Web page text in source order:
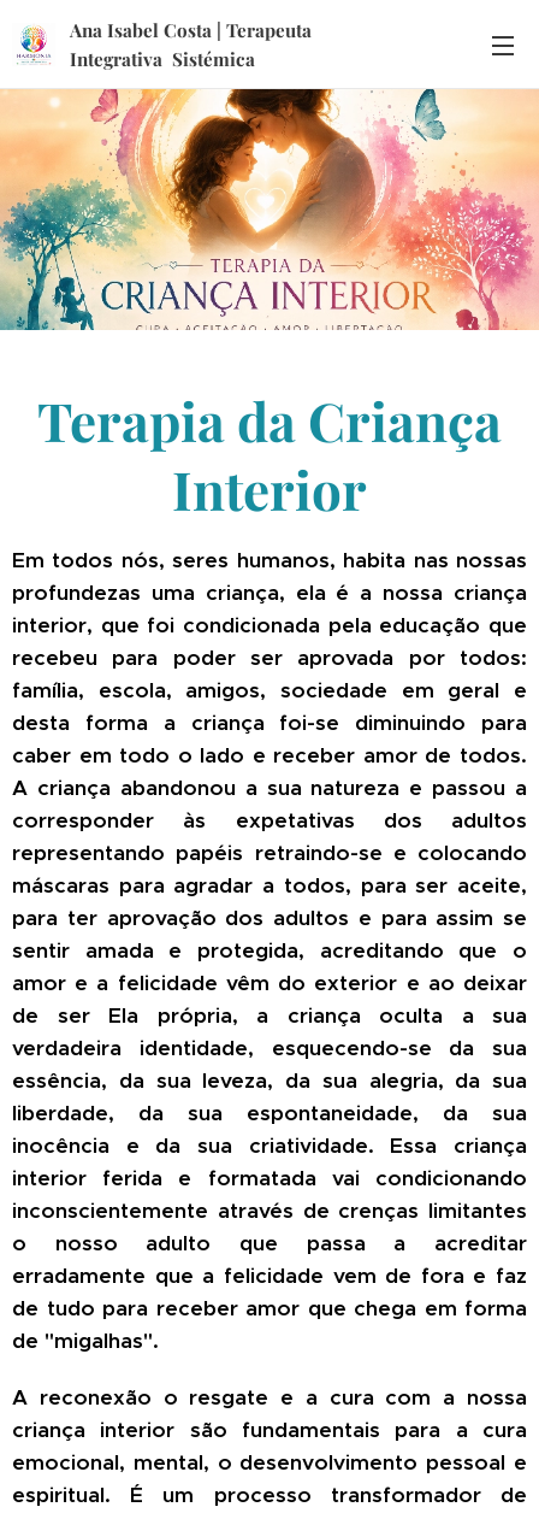
Ana Isabel Costa | Terapeuta
Integrativa Sistémica
Terapia da Criança
Interior
Em todos nós, seres humanos, habita nas nossas
profundezas uma criança, ela é a nossa criança
interior, que foi condicionada pela educação que
recebeu para poder ser aprovada por todos:
família, escola, amigos, sociedade em geral e
desta forma a criança foi-se diminuindo para
caber em todo o lado e receber amor de todos.
A criança abandonou a sua natureza e passou a
corresponder às expetativas dos adultos
representando papéis retraindo-se e colocando
máscaras para agradar a todos, para ser aceite,
para ter aprovação dos adultos e para assim se
sentir amada e protegida, acreditando que o
amor e a felicidade vêm do exterior e ao deixar
de ser Ela própria, a criança oculta a sua
verdadeira identidade, esquecendo-se da sua
essência, da sua leveza, da sua alegria, da sua
liberdade, da sua espontaneidade, da sua
inocência e da sua criatividade. Essa criança
interior ferida e formatada vai condicionando
inconscientemente através de crenças limitantes
o nosso adulto que passa a acreditar
erradamente que a felicidade vem de fora e faz
de tudo para receber amor que chega em forma
de "migalhas".
A reconexão o resgate e a cura com a nossa
criança interior são fundamentais para a cura
emocional, mental, o desenvolvimento pessoal e
espiritual. É um processo transformador de